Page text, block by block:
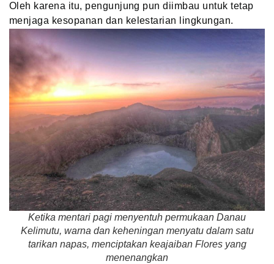
Oleh karena itu, pengunjung pun diimbau untuk tetap
menjaga kesopanan dan kelestarian lingkungan.
Ketika mentari pagi menyentuh permukaan Danau
Kelimutu, warna dan keheningan menyatu dalam satu
tarikan napas, menciptakan keajaiban Flores yang
menenangkan